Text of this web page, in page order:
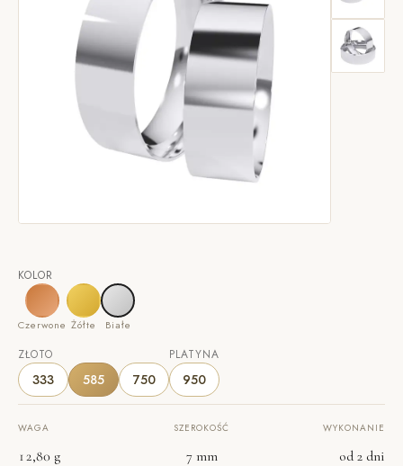
KOLOR
Czerwone Żółte Białe
ZŁOTO
333 585 750
PLATYNA
950
WAGA
12,80 g
SZEROKOŚĆ
7 mm
WYKONANIE
od 2 dni